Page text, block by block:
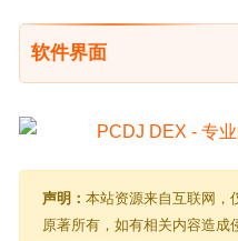
软件界面
声明： 本站资源来自互联网，
原著所有，如有相关内容造成